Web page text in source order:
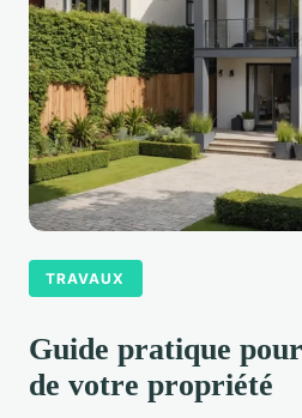
TRAVAUX
Guide pratique
de votre propriété